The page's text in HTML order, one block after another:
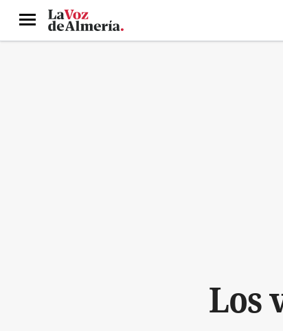
Menú
Los